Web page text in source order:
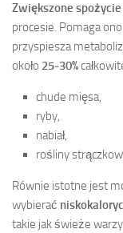
Zwiększone spożycie
procesie. Pomaga
przyspiesza
około 25-30%
chude mięsa,
ryby,
nabiał,
rośliny
Równie istotne jest
wybierać
takie jak świeże